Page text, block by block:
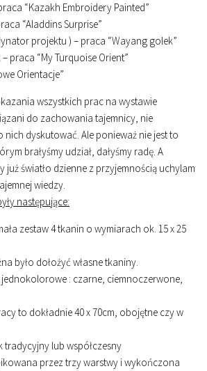
“Kazakh Embroidery Painted”
“Aladdins Surprise”
projektu ) – praca “Wayang golek”
praca “My Turquoise Orient”
Orientacje”
wszystkich prac na wystawie
do zachowania tajemnicy, nie
nich dyskutować. Ale ponieważ nie jest to
brałyśmy udział, dałyśmy radę. A
już światło dzienne z przyjemnością uchylam
wiedzy.
następujące:
zestaw 4 tkanin o wymiarach ok. 15 x 25
było dołożyć własne tkaniny.
jednokolorowe : czarne, ciemnoczerwone,
to dokładnie 40 x 70cm, obojętne czy w
tradycyjny lub współczesny
przez trzy warstwy i wykończona